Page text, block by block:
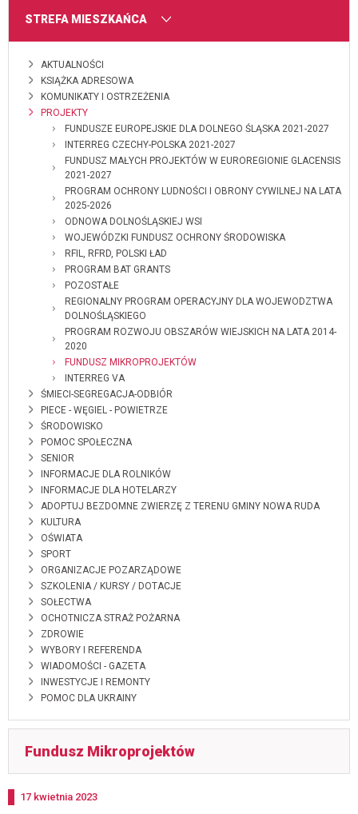
MENU
STREFA MIESZKAŃCA
AKTUALNOŚCI
KSIĄŻKA ADRESOWA
KOMUNIKATY I OSTRZEŻENIA
PROJEKTY
FUNDUSZE EUROPEJSKIE DLA DOLNEGO ŚLĄSKA 2021-2027
INTERREG CZECHY-POLSKA 2021-2027
FUNDUSZ MAŁYCH PROJEKTÓW W EUROREGIONIE GLACENSIS
2021-2027
PROGRAM OCHRONY LUDNOŚCI I OBRONY CYWILNEJ NA LATA
2025-2026
ODNOWA DOLNOŚLĄSKIEJ WSI
WOJEWÓDZKI FUNDUSZ OCHRONY ŚRODOWISKA
RFIL, RFRD, POLSKI ŁAD
PROGRAM BAT GRANTS
POZOSTAŁE
REGIONALNY PROGRAM OPERACYJNY DLA WOJEWODZTWA
DOLNOŚLĄSKIEGO
PROGRAM ROZWOJU OBSZARÓW WIEJSKICH NA LATA 2014-
2020
FUNDUSZ MIKROPROJEKTÓW
INTERREG VA
ŚMIECI-SEGREGACJA-ODBIÓR
PIECE - WĘGIEL - POWIETRZE
ŚRODOWISKO
POMOC SPOŁECZNA
SENIOR
INFORMACJE DLA ROLNIKÓW
INFORMACJE DLA HOTELARZY
ADOPTUJ BEZDOMNE ZWIERZĘ Z TERENU GMINY NOWA RUDA
KULTURA
OŚWIATA
SPORT
ORGANIZACJE POZARZĄDOWE
SZKOLENIA / KURSY / DOTACJE
SOŁECTWA
OCHOTNICZA STRAŻ POŻARNA
ZDROWIE
WYBORY I REFERENDA
WIADOMOŚCI - GAZETA
INWESTYCJE I REMONTY
POMOC DLA UKRAINY
Fundusz Mikroprojektów
Dodano
17 kwietnia 2023